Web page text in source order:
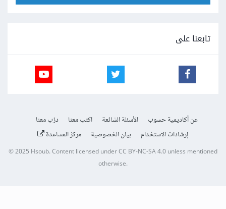
تابعنا على
عن أكاديمية حسوب الأسئلة الشائعة اكتب معنا
درّب معنا
إرشادات الاستخدام
بيان الخصوصية مركز المساعدة
© 2025 Hsoub.Content licensed underCC BY-NC-SA 4.0unless mentioned
otherwise.